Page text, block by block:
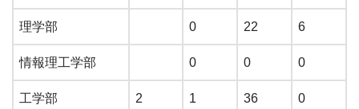
理学部 0 22 6
情報理工学部 0 0 0
工学部 2 1 36 0